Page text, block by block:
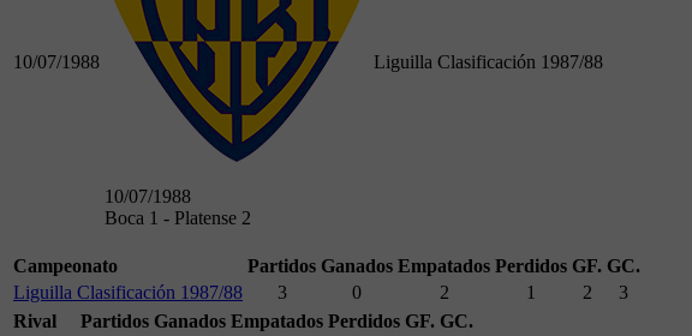
10/07/1988
10/07/1988
Boca 1 - Platense 2
Liguilla Clasificación 1987/88
Campeonato Partidos Ganados Empatados Perdidos GF. GC.
Liguilla Clasificación 1987/88
3 0 2 1 2
3
Rival
Partidos Ganados Empatados Perdidos GF. GC.